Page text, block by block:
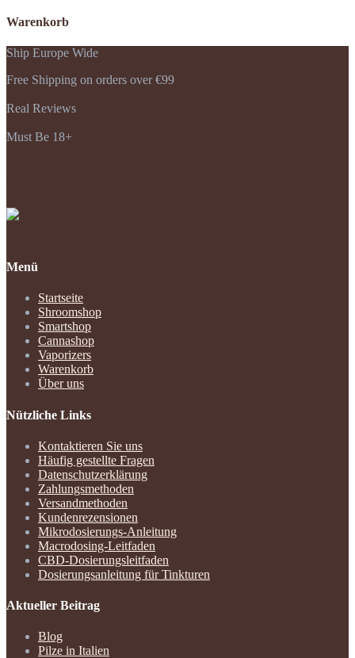
Warenkorb
Ship Europe Wide
Free Shipping on orders over €99
Real Reviews
Must Be 18+
Menü
Startseite
Shroomshop
Smartshop
Cannashop
Vaporizers
Warenkorb
Über uns
Nützliche Links
Kontaktieren Sie uns
Häufig gestellte Fragen
Datenschutzerklärung
Zahlungsmethoden
Versandmethoden
Kundenrezensionen
Mikrodosierungs-Anleitung
Macrodosing-Leitfaden
CBD-Dosierungsleitfaden
Dosierungsanleitung für Tinkturen
Aktueller Beitrag
Blog
Pilze in Italien